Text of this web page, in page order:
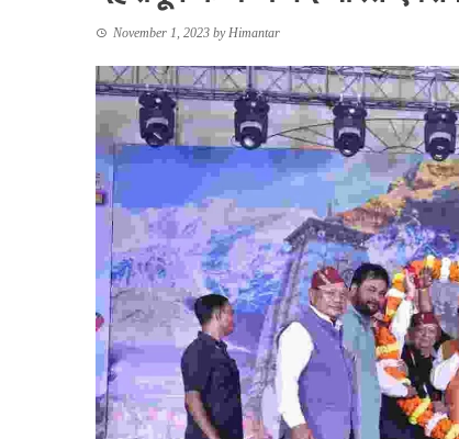
November 1, 2023 byHimantar